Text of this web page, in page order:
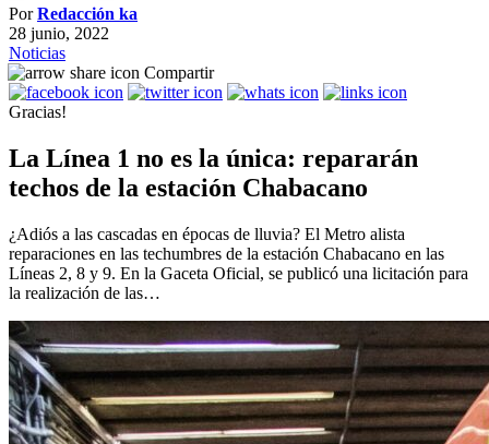
PorRedacción ka
28 junio, 2022
Noticias
Compartir
Gracias!
La Línea 1 no es la única: repararán
techos de la estación Chabacano
¿Adiós a las cascadas en épocas de lluvia? El Metro alista
reparaciones en las techumbres de la estación Chabacano en las
Líneas 2, 8 y 9. En la Gaceta Oficial, se publicó una licitación para
la realización de las…